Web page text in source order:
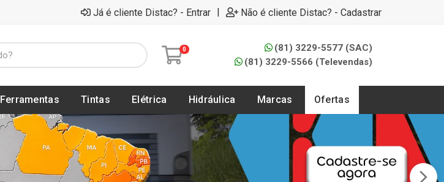
Já é cliente Distac? - Entrar | Não é cliente Distac? - Cadastrar
0
(81) 3229-5577 (SAC)
(81) 3229-5566 (Televendas)
Ferramentas Tintas Elétrica Hidráulica Marcas Ofertas